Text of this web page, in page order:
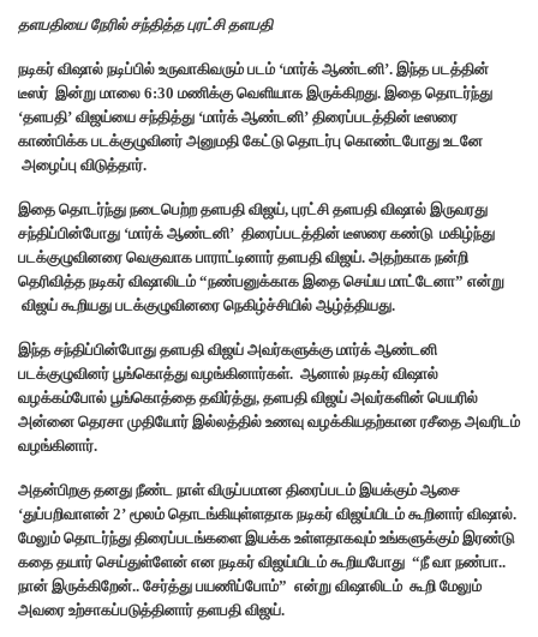
தளபதியை நேரில் சந்தித்த புரட்சி தளபதி
நடிகர் விஷால் நடிப்பில் உருவாகிவரும் படம் ‘மார்க் ஆண்டனி’. இந்த படத்தின்
டீஸர் இன்று மாலை 6:30 மணிக்கு வெளியாக இருக்கிறது. இதை தொடர்ந்து
‘தளபதி’ விஜய்யை சந்தித்து ‘மார்க் ஆண்டனி’ திரைப்படத்தின் டீஸரை
காண்பிக்க படக்குழுவினர் அனுமதி கேட்டு தொடர்பு கொண்டபோது உடனே
அழைப்பு விடுத்தார்.
இதை தொடர்ந்து நடைபெற்ற தளபதி விஜய், புரட்சி தளபதி விஷால் இருவரது
சந்திப்பின்போது ‘மார்க் ஆண்டனி’ திரைப்படத்தின் டீஸரை கண்டு மகிழ்ந்து
படக்குழுவினரை வெகுவாக பாராட்டினார் தளபதி விஜய். அதற்காக நன்றி
தெரிவித்த நடிகர் விஷாலிடம் “நண்பனுக்காக இதை செய்ய மாட்டேனா” என்று
விஜய் கூறியது படக்குழுவினரை நெகிழ்ச்சியில் ஆழ்த்தியது.
இந்த சந்திப்பின்போது தளபதி விஜய் அவர்களுக்கு மார்க் ஆண்டனி
படக்குழுவினர் பூங்கொத்து வழங்கினார்கள். ஆனால் நடிகர் விஷால்
வழக்கம்போல் பூங்கொத்தை தவிர்த்து, தளபதி விஜய் அவர்களின் பெயரில்
அன்னை தெரசா முதியோர் இல்லத்தில் உணவு வழக்கியதற்கான ரசீதை அவரிடம்
வழங்கினார்.
அதன்பிறகு தனது நீண்ட நாள் விருப்பமான திரைப்படம் இயக்கும் ஆசை
‘துப்பறிவாளன் 2’ மூலம் தொடங்கியுள்ளதாக நடிகர் விஜய்யிடம் கூறினார் விஷால்.
மேலும் தொடர்ந்து திரைப்படங்களை இயக்க உள்ளதாகவும் உங்களுக்கும் இரண்டு
கதை தயார் செய்துள்ளேன் என நடிகர் விஜய்யிடம் கூறியபோது “நீ வா நண்பா..
நான் இருக்கிறேன்.. சேர்த்து பயணிப்போம்” என்று விஷாலிடம் கூறி மேலும்
அவரை உற்சாகப்படுத்தினார் தளபதி விஜய்.